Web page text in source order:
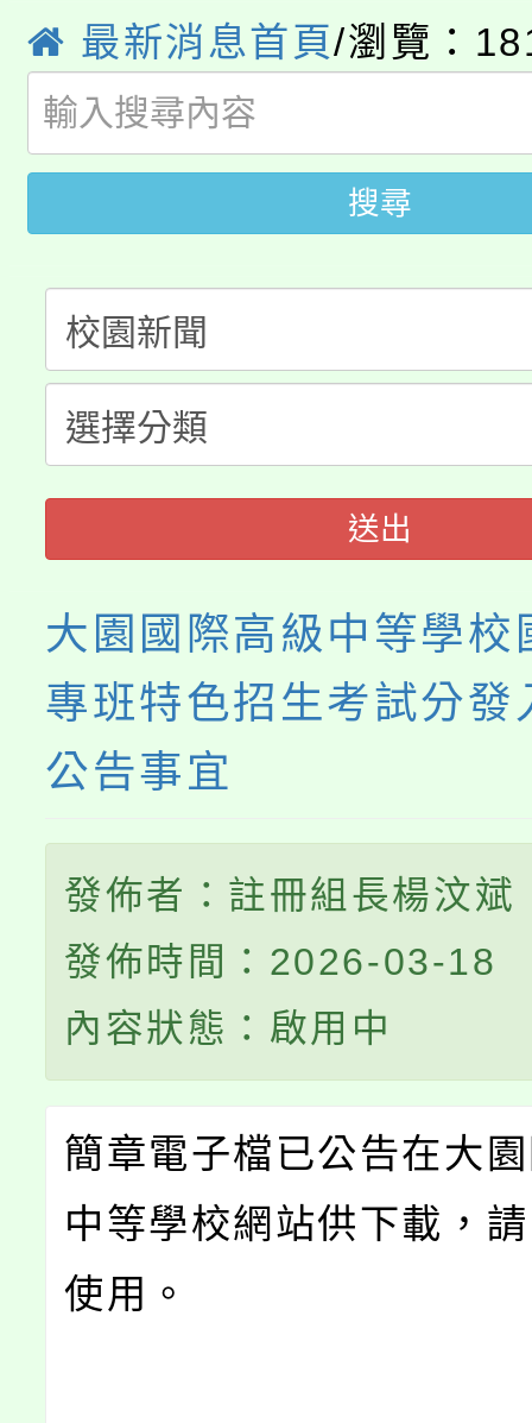
徵才活動。
YOUNG桃局內行報名
局官網。
8月14至27日，桃園電
開!
115年桃園市運動會8/
田徑場及游泳池舉行。
桃園市低收入戶享有免
視費優惠，中低收入戶
半價優惠，詳情可洽有
者。
大園自造教育及科技中
份教師增能研習
大溪自造教育及科技中
份教師研習
淨零綠生活教案入校路
會
最新消息首頁/瀏覽：
搜尋
送出
大園國際高級中等學校
專班特色招生考試分發
公告事宜
發佈者：註冊組長楊汶斌
發佈時間：2026-03-18
內容狀態：啟用中
簡章電子檔已公告在大
中等學校網站供下載，
使用。